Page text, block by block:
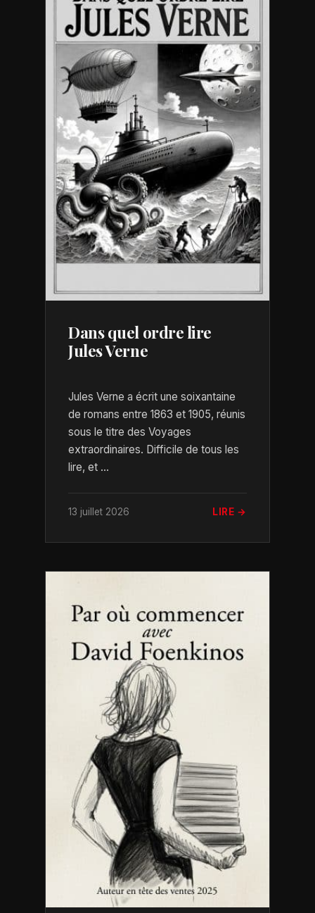
Dans quel ordre lire
Jules Verne
Jules Verne a écrit une soixantaine
de romans entre 1863 et 1905, réunis
sous le titre des Voyages
extraordinaires. Difficile de tous les
lire, et ...
13 juillet 2026 LIRE →